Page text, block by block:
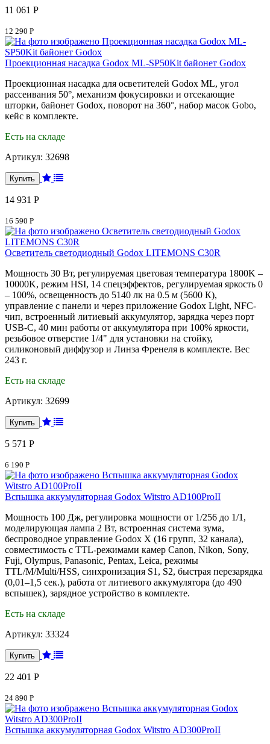
11 061 Р
12 290 Р
Проекционная насадка Godox ML-SP50Kit байонет Godox
Проекционная насадка для осветителей Godox ML, угол
рассеивания 50°, механизм фокусировки и отсекающие
шторки, байонет Godox, поворот на 360°, набор масок Gobo,
кейс в комплекте.
Есть на складе
Артикул: 32698
14 931 Р
16 590 Р
Осветитель светодиодный Godox LITEMONS C30R
Мощность 30 Вт, регулируемая цветовая температура 1800K –
10000K, режим HSI, 14 спецэффектов, регулируемая яркость 0
– 100%, освещенность до 5140 лк на 0.5 м (5600 К),
управление с панели и через приложение Godox Light, NFC-
чип, встроенный литиевый аккумулятор, зарядка через порт
USB-C, 40 мин работы от аккумулятора при 100% яркости,
резьбовое отверстие 1/4" для установки на стойку,
силиконовый диффузор и Линза Френеля в комплекте. Вес
243 г.
Есть на складе
Артикул: 32699
5 571 Р
6 190 Р
Вспышка аккумуляторная Godox Witstro AD100ProII
Мощность 100 Дж, регулировка мощности от 1/256 до 1/1,
моделирующая лампа 2 Вт, встроенная система зума,
беспроводное управление Godox X (16 групп, 32 канала),
совместимость с TTL-режимами камер Canon, Nikon, Sony,
Fuji, Olympus, Panasonic, Pentax, Leica, режимы
TTL/M/Multi/HSS, синхронизация S1, S2, быстрая перезарядка
(0,01–1,5 сек.), работа от литиевого аккумулятора (до 490
вспышек), зарядное устройство в комплекте.
Есть на складе
Артикул: 33324
22 401 Р
24 890 Р
Вспышка аккумуляторная Godox Witstro AD300ProII